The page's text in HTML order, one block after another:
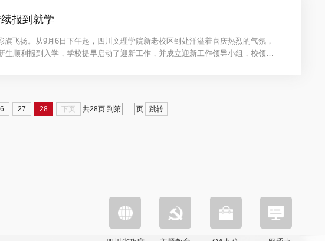
报到就学
飞扬。从9月6日下午起，四川文理学院新老校区到处洋溢着喜庆热烈的气氛，
顺利报到入学，学校提早启动了迎新工作，并成立迎新工作领导小组，校领导
27 28 下页 共28页 到第 页 跳转